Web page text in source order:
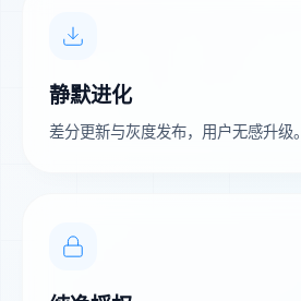
静默进化
差分更新与灰度发布，用户无感升级。